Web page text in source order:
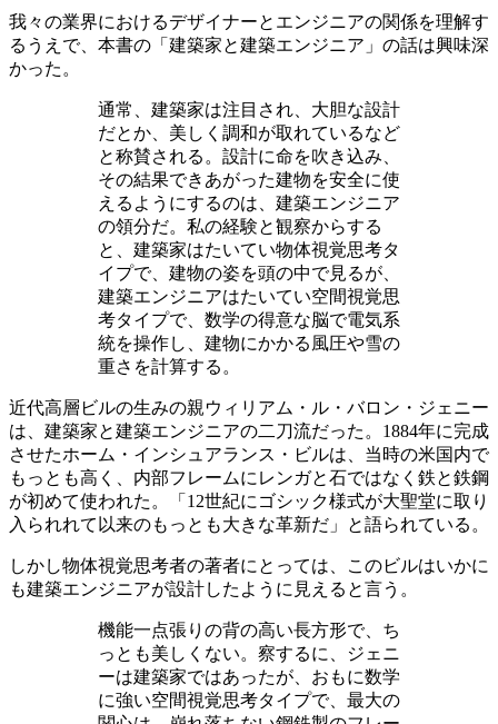
我々の業界におけるデザイナーとエンジニアの関係を理解す
るうえで、本書の「建築家と建築エンジニア」の話は興味深
かった。
通常、建築家は注目され、大胆な設計
だとか、美しく調和が取れているなど
と称賛される。設計に命を吹き込み、
その結果できあがった建物を安全に使
えるようにするのは、建築エンジニア
の領分だ。私の経験と観察からする
と、建築家はたいてい物体視覚思考タ
イプで、建物の姿を頭の中で見るが、
建築エンジニアはたいてい空間視覚思
考タイプで、数学の得意な脳で電気系
統を操作し、建物にかかる風圧や雪の
重さを計算する。
近代高層ビルの生みの親ウィリアム・ル・バロン・ジェニー
は、建築家と建築エンジニアの二刀流だった。1884年に完成
させたホーム・インシュアランス・ビルは、当時の米国内で
もっとも高く、内部フレームにレンガと石ではなく鉄と鉄鋼
が初めて使われた。「12世紀にゴシック様式が大聖堂に取り
入られれて以来のもっとも大きな革新だ」と語られている。
しかし物体視覚思考者の著者にとっては、このビルはいかに
も建築エンジニアが設計したように見えると言う。
機能一点張りの背の高い長方形で、ち
っとも美しくない。察するに、ジェニ
ーは建築家ではあったが、おもに数学
に強い空間視覚思考タイプで、最大の